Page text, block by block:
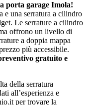
porta garage Imola!
e una serratura a cilindro
Le serrature a cilindro
offrono un livello di
a doppia mappa
più accessibile.
gratuito e
della serratura
all’esperienza e
per trovare la